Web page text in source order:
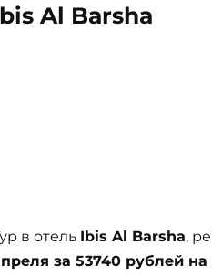
Al Barsha
в отель Ibis Al Barsha,
за 53740 рублей на